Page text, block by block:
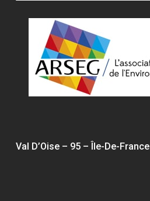
Val D’Oise – 95 – Île-De-France